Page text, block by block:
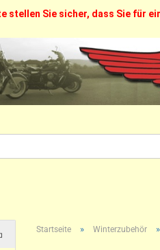
stellen Sie sicher, dass Sie für
Startseite » Winterzubehör »